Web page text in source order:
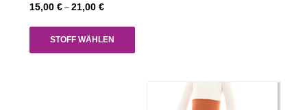
15,00 € – 21,00 €Preisspanne:
21,00 €
STOFF WÄHLEN